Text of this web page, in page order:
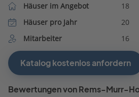
Häuser im Angebot
18
Häuser pro Jahr
20
Mitarbeiter
16
Katalog kostenlos anfordern
Bewertungen von Rems-Murr-